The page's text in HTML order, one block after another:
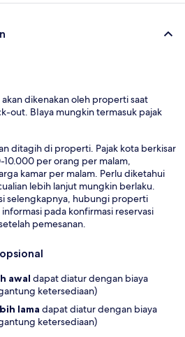
dikenakan oleh properti saat
out. BIaya mungkin termasuk pajak
ditagih di properti. Pajak kota berkisar
10.000 per orang per malam,
kamar per malam. Perlu diketahui
lebih lanjut mungkin berlaku.
selengkapnya, hubungi properti
pada konfirmasi reservasi
pemesanan.
awal dapat diatur dengan biaya
ketersediaan)
lama dapat diatur dengan biaya
ketersediaan)